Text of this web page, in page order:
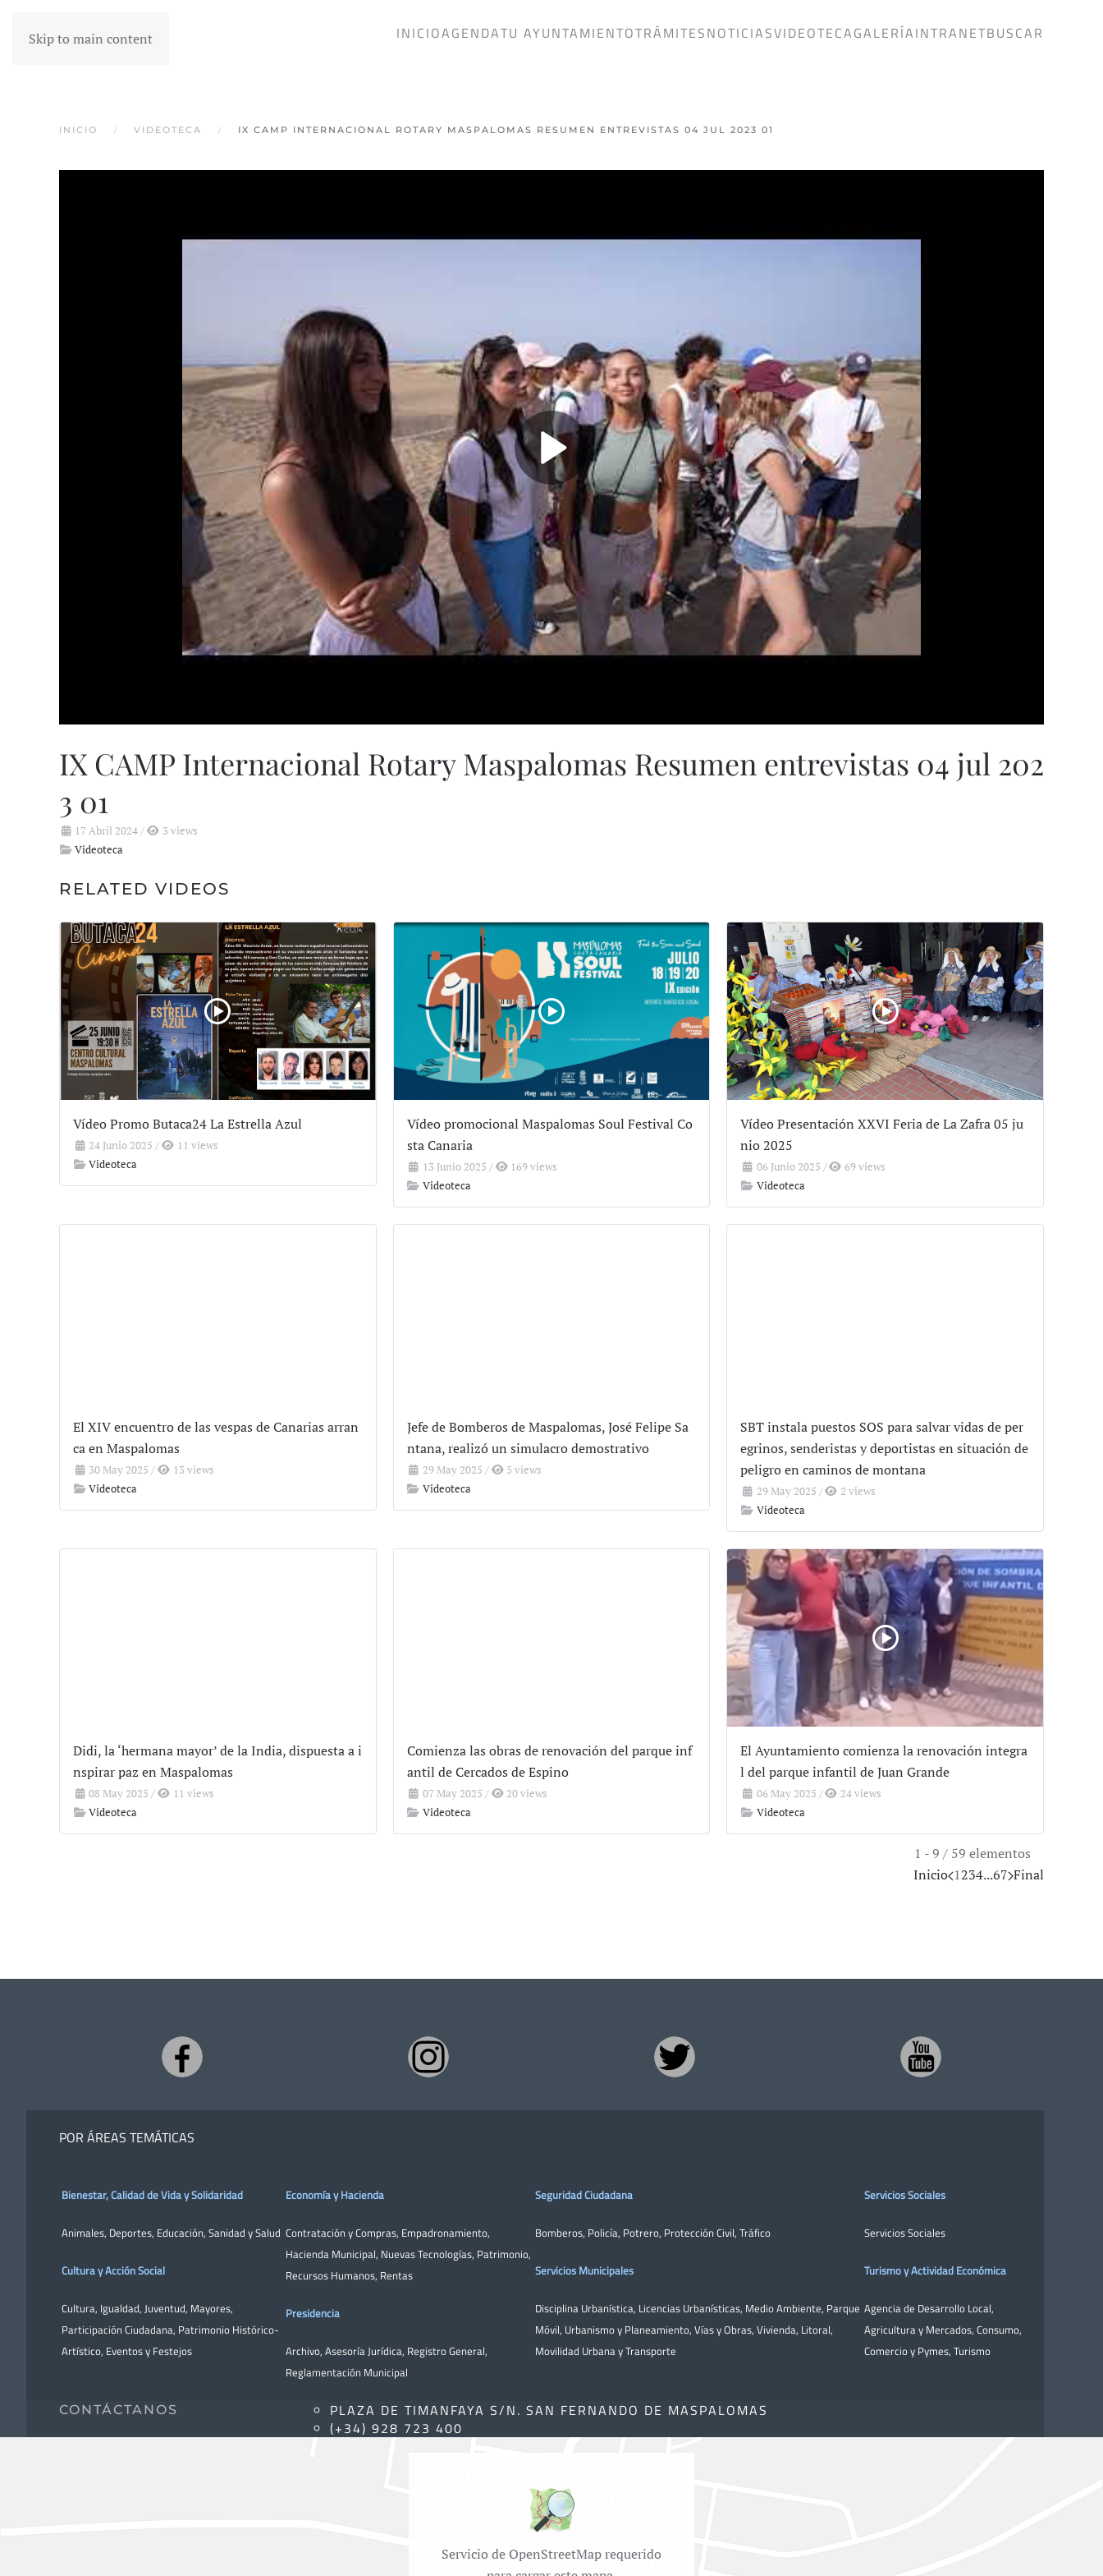
Skip to main content INICIOAGENDATU AYUNTAMIENTOTRÁMITESNOTICIASVIDEOTECAGALERÍAINTRANETBUSCAR
INICIO VIDEOTECA IX CAMP INTERNACIONAL ROTARY MASPALOMAS RESUMEN ENTREVISTAS 04 JUL 2023 01
IX CAMP Internacional Rotary Maspalomas Resumen entrevistas 04 jul 202
3 01
17 Abril 2024/
3 views
Videoteca
RELATED VIDEOS
Vídeo Promo Butaca24 La Estrella Azul
24 Junio 2025 /
11 views
Videoteca
Vídeo promocional Maspalomas Soul Festival Co
sta Canaria
13 Junio 2025 /
169 views
Videoteca
Vídeo Presentación XXVI Feria de La Zafra 05 ju
nio 2025
06 Junio 2025 /
69 views
Videoteca
El XIV encuentro de las vespas de Canarias arran
ca en Maspalomas
30 May 2025 /
13 views
Videoteca
Jefe de Bomberos de Maspalomas, José Felipe Sa
ntana, realizó un simulacro demostrativo
29 May 2025 /
5 views
Videoteca
SBT instala puestos SOS para salvar vidas de per
egrinos, senderistas y deportistas en situación de
peligro en caminos de montana
29 May 2025 /
2 views
Videoteca
Didi, la ‘hermana mayor’ de la India, dispuesta a i
nspirar paz en Maspalomas
08 May 2025 /
11 views
Videoteca
Comienza las obras de renovación del parque inf
antil de Cercados de Espino
07 May 2025 /
20 views
Videoteca
El Ayuntamiento comienza la renovación integra
l del parque infantil de Juan Grande
06 May 2025 /
24 views
Videoteca
1 - 9 / 59 elementos
Inicio 1234...67 Final
POR ÁREAS TEMÁTICAS
Bienestar, Calidad de Vida y Solidaridad
Animales, Deportes, Educación, Sanidad y Salud
Cultura y Acción Social
Cultura, Igualdad, Juventud, Mayores,
Participación Ciudadana, Patrimonio Histórico-
Artístico, Eventos y Festejos
Economía y Hacienda
Contratación y Compras, Empadronamiento,
Hacienda Municipal, Nuevas Tecnologías, Patrimonio,
Recursos Humanos, Rentas
Presidencia
Archivo, Asesoría Jurídica, Registro General,
Reglamentación Municipal
Seguridad Ciudadana
Bomberos, Policía, Potrero, Protección Civil, Tráfico
Servicios Municipales
Disciplina Urbanística, Licencias Urbanísticas, Medio Ambiente, Parque
Móvil, Urbanismo y Planeamiento, Vías y Obras, Vivienda, Litoral,
Movilidad Urbana y Transporte
Servicios Sociales
Servicios Sociales
Turismo y Actividad Económica
Agencia de Desarrollo Local,
Agricultura y Mercados, Consumo,
Comercio y Pymes, Turismo
CONTÁCTANOS
PLAZA DE TIMANFAYA S/N. SAN FERNANDO DE MASPALOMAS
(+34) 928 723 400
Servicio de OpenStreetMap requerido